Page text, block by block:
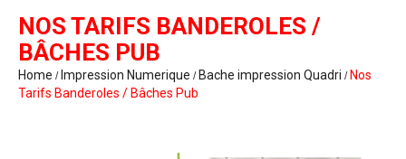
NOS TARIFS BANDEROLES /
BÂCHES PUB
Home Impression Numerique Bache impression Quadri
Nos
Tarifs Banderoles / Bâches Pub